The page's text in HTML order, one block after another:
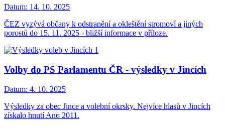
Datum: 14. 10. 2025
ČEZ vyzývá občany k odstranění a okleštění stromoví a jiných
porostů do 15. 11. 2025 - bližší informace v příloze.
Volby do PS Parlamentu ČR - výsledky v Jincích
Datum: 4. 10. 2025
Výsledky za obec Jince a volební okrsky. Nejvíce hlasů v Jincích
získalo hnutí Ano 2011.